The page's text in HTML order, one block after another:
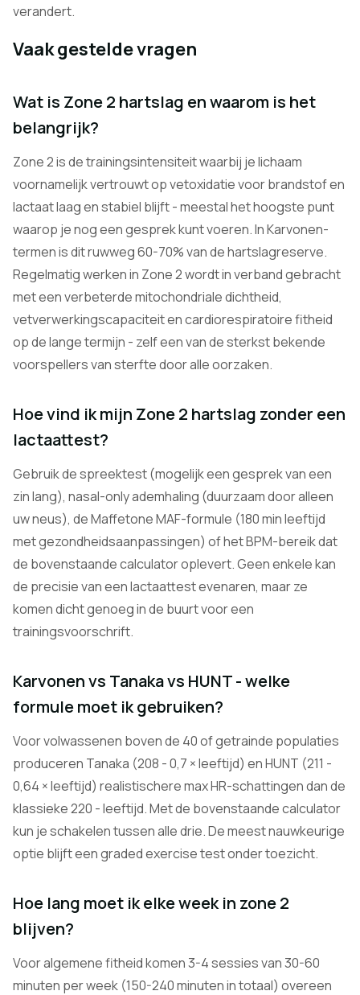
verandert.
Vaak gestelde vragen
Wat is Zone 2 hartslag en waarom is het
belangrijk?
Zone 2 is de trainingsintensiteit waarbij je lichaam
voornamelijk vertrouwt op vetoxidatie voor brandstof en
lactaat laag en stabiel blijft - meestal het hoogste punt
waarop je nog een gesprek kunt voeren. In Karvonen-
termen is dit ruwweg 60-70% van de hartslagreserve.
Regelmatig werken in Zone 2 wordt in verband gebracht
met een verbeterde mitochondriale dichtheid,
vetverwerkingscapaciteit en cardiorespiratoire fitheid
op de lange termijn - zelf een van de sterkst bekende
voorspellers van sterfte door alle oorzaken.
Hoe vind ik mijn Zone 2 hartslag zonder een
lactaattest?
Gebruik de spreektest (mogelijk een gesprek van een
zin lang), nasal-only ademhaling (duurzaam door alleen
uw neus), de Maffetone MAF-formule (180 min leeftijd
met gezondheidsaanpassingen) of het BPM-bereik dat
de bovenstaande calculator oplevert. Geen enkele kan
de precisie van een lactaattest evenaren, maar ze
komen dicht genoeg in de buurt voor een
trainingsvoorschrift.
Karvonen vs Tanaka vs HUNT - welke
formule moet ik gebruiken?
Voor volwassenen boven de 40 of getrainde populaties
produceren Tanaka (208 - 0,7 × leeftijd) en HUNT (211 -
0,64 × leeftijd) realistischere max HR-schattingen dan de
klassieke 220 - leeftijd. Met de bovenstaande calculator
kun je schakelen tussen alle drie. De meest nauwkeurige
optie blijft een graded exercise test onder toezicht.
Hoe lang moet ik elke week in zone 2
blijven?
Voor algemene fitheid komen 3-4 sessies van 30-60
minuten per week (150-240 minuten in totaal) overeen